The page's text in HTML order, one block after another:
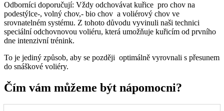
Odborníci doporučují: Vždy odchovávat kuřice pro chov na
podestýlce-, volný chov,- bio chov a voliérový chov ve
srovnatelném systému. Z tohoto důvodu vyvinuli naši technici
speciální odchovnovou voliéru, která umožňuje kuřicím od prvního
dne intenzivní trénink.
To je jediný způsob, aby se později optimálně vyrovnali s přesunem
do snáškové voliéry.
Čím vám můžeme být nápomocni?